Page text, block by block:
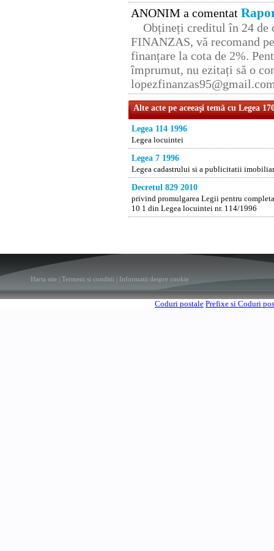
ANONIM a comentat
Obțineți creditul în 24 de
FINANZAS, vă recomand
finanțare la cota de 2%.
împrumut, nu ezitați să o
Alte acte pe aceeaşi temă cu Legea
Legea 114 1996
Legea locuintei
Legea 7 1996
Legea cadastrului si a publicitatii
Decretul 829 2010
privind promulgarea Legii pentru
10 1 din Legea locuintei nr. 114/1996
Harta site Termeni si conditii Informatii despre cookie
Coduri postale Prefixe si Coduri